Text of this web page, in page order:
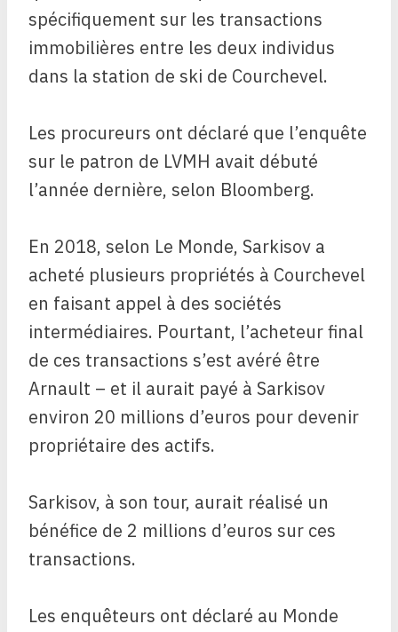
spécifiquement sur les transactions
immobilières entre les deux individus
dans la station de ski de Courchevel.
Les procureurs ont déclaré que l’enquête
sur le patron de LVMH avait débuté
l’année dernière, selon Bloomberg.
En 2018, selon Le Monde, Sarkisov a
acheté plusieurs propriétés à Courchevel
en faisant appel à des sociétés
intermédiaires. Pourtant, l’acheteur final
de ces transactions s’est avéré être
Arnault – et il aurait payé à Sarkisov
environ 20 millions d’euros pour devenir
propriétaire des actifs.
Sarkisov, à son tour, aurait réalisé un
bénéfice de 2 millions d’euros sur ces
transactions.
Les enquêteurs ont déclaré au Monde